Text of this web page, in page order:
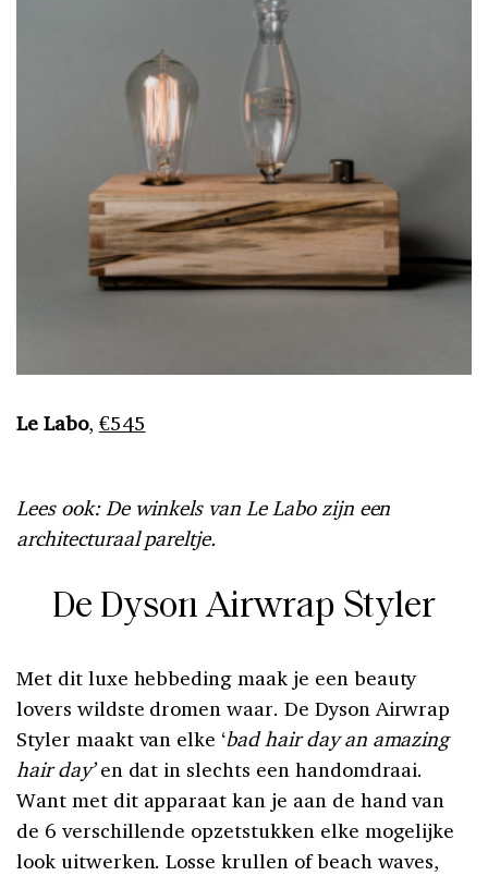
Le Labo, €545
Lees ook: De winkels van Le Labo zijn een
architecturaal pareltje.
De Dyson Airwrap Styler
Met dit luxe hebbeding maak je een beauty
lovers wildste dromen waar. De Dyson Airwrap
Styler maakt van elke ‘bad hair day an amazing
hair day’en dat in slechts een handomdraai.
Want met dit apparaat kan je aan de hand van
de 6 verschillende opzetstukken elke mogelijke
look uitwerken. Losse krullen of beach waves,